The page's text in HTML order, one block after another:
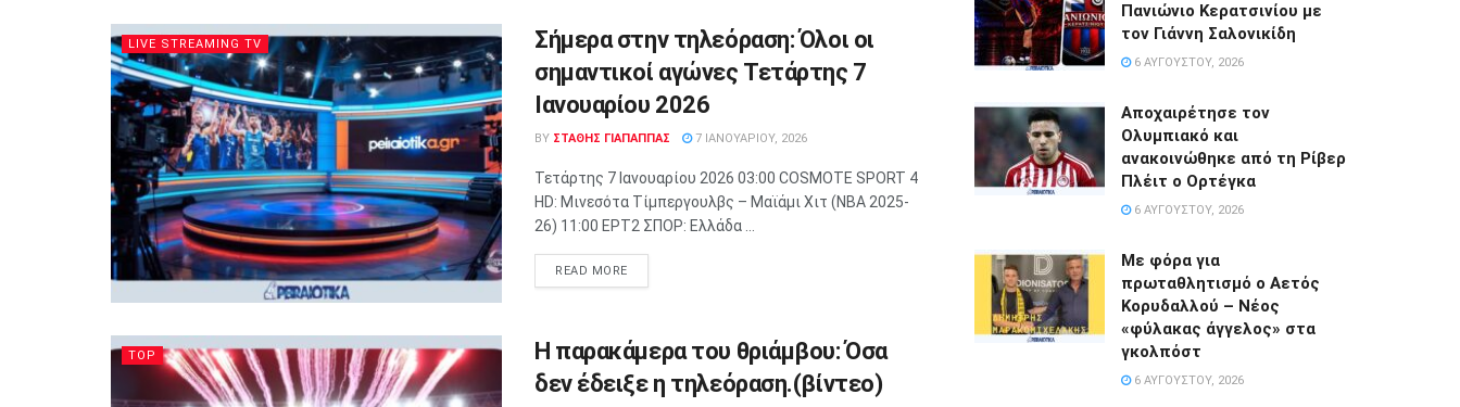
LIVE STREAMING TV
Σήμερα στην τηλεόραση: Όλοι οι
σημαντικοί αγώνες Τετάρτης 7
Ιανουαρίου 2026
BY ΣΤΑΘΗΣ ΓΊΑΠΑΠΠΑΣ 7 ΙΑΝΟΥΑΡΊΟΥ, 2026
Τετάρτης 7 Ιανουαρίου 2026 03:00 COSMOTE SPORT 4
HD: Μινεσότα Τίμπεργουλβς – Μαϊάμι Χιτ (NBA 2025-
26) 11:00 ΕΡΤ2 ΣΠΟΡ: Ελλάδα ...
READ MORE
TOP
Η παρακάμερα του θριάμβου: Όσα
δεν έδειξε η τηλεόραση.(βίντεο)
Πανιώνιο Κερατσινίου με
τον Γιάννη Σαλονικίδη
6 ΑΥΓΟΎΣΤΟΥ, 2026
Αποχαιρέτησε τον
Ολυμπιακό και
ανακοινώθηκε από τη Ρίβερ
Πλέιτ ο Ορτέγκα
6 ΑΥΓΟΎΣΤΟΥ, 2026
Με φόρα για
πρωταθλητισμό ο Αετός
Κορυδαλλού – Νέος
«φύλακας άγγελος» στα
γκολπόστ
6 ΑΥΓΟΎΣΤΟΥ, 2026